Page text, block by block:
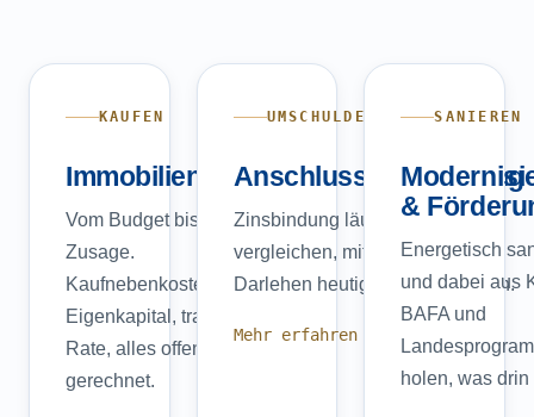
KAUFEN
Immobilienkauf
Vom Budget bis zur
Zusage.
Kaufnebenkosten,
Eigenkapital, tragbare
Rate, alles offen
gerechnet.
UMSCHULDEN
Anschlussfinanzierung
Zinsbindung läuft aus? Früh
vergleichen, mit Forward-
Darlehen heutige Zinsen sichern.
Mehr erfahren →
SANIEREN
&
Energetisch
und dabei aus
BAFA und
holen, was drin